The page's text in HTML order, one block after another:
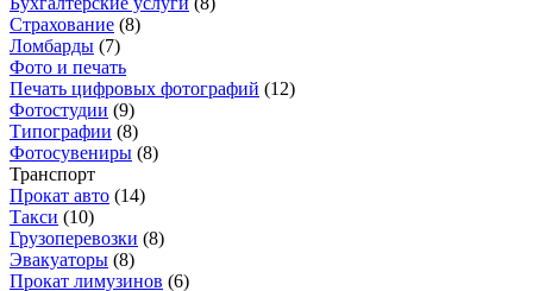
Страхование (8)
Ломбарды (7)
Фото и печать
Печать цифровых фотографий (12)
Фотостудии (9)
Типографии (8)
Фотосувениры (8)
Транспорт
Прокат авто (14)
Такси (10)
Грузоперевозки (8)
Эвакуаторы (8)
Прокат лимузинов (6)